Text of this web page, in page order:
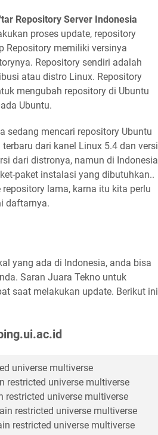
Repository Server Indonesia
proses update, repository
Repository memiliki versinya
Repository sendiri adalah
atau distro Linux. Repository
mengubah repository di Ubuntu
Ubuntu.
sedang mencari repository Ubuntu
dari kanel Linux 5.4 dan versi
dari distronya, namun di Indonesia
paket instalasi yang dibutuhkan..
lama, karna itu kita perlu
daftarnya.
yang ada di Indonesia, anda bisa
Saran Juara Tekno untuk
saat melakukan update. Berikut ini
universe multiverse
universe multiverse
universe multiverse
restricted universe multiverse
restricted universe multiverse